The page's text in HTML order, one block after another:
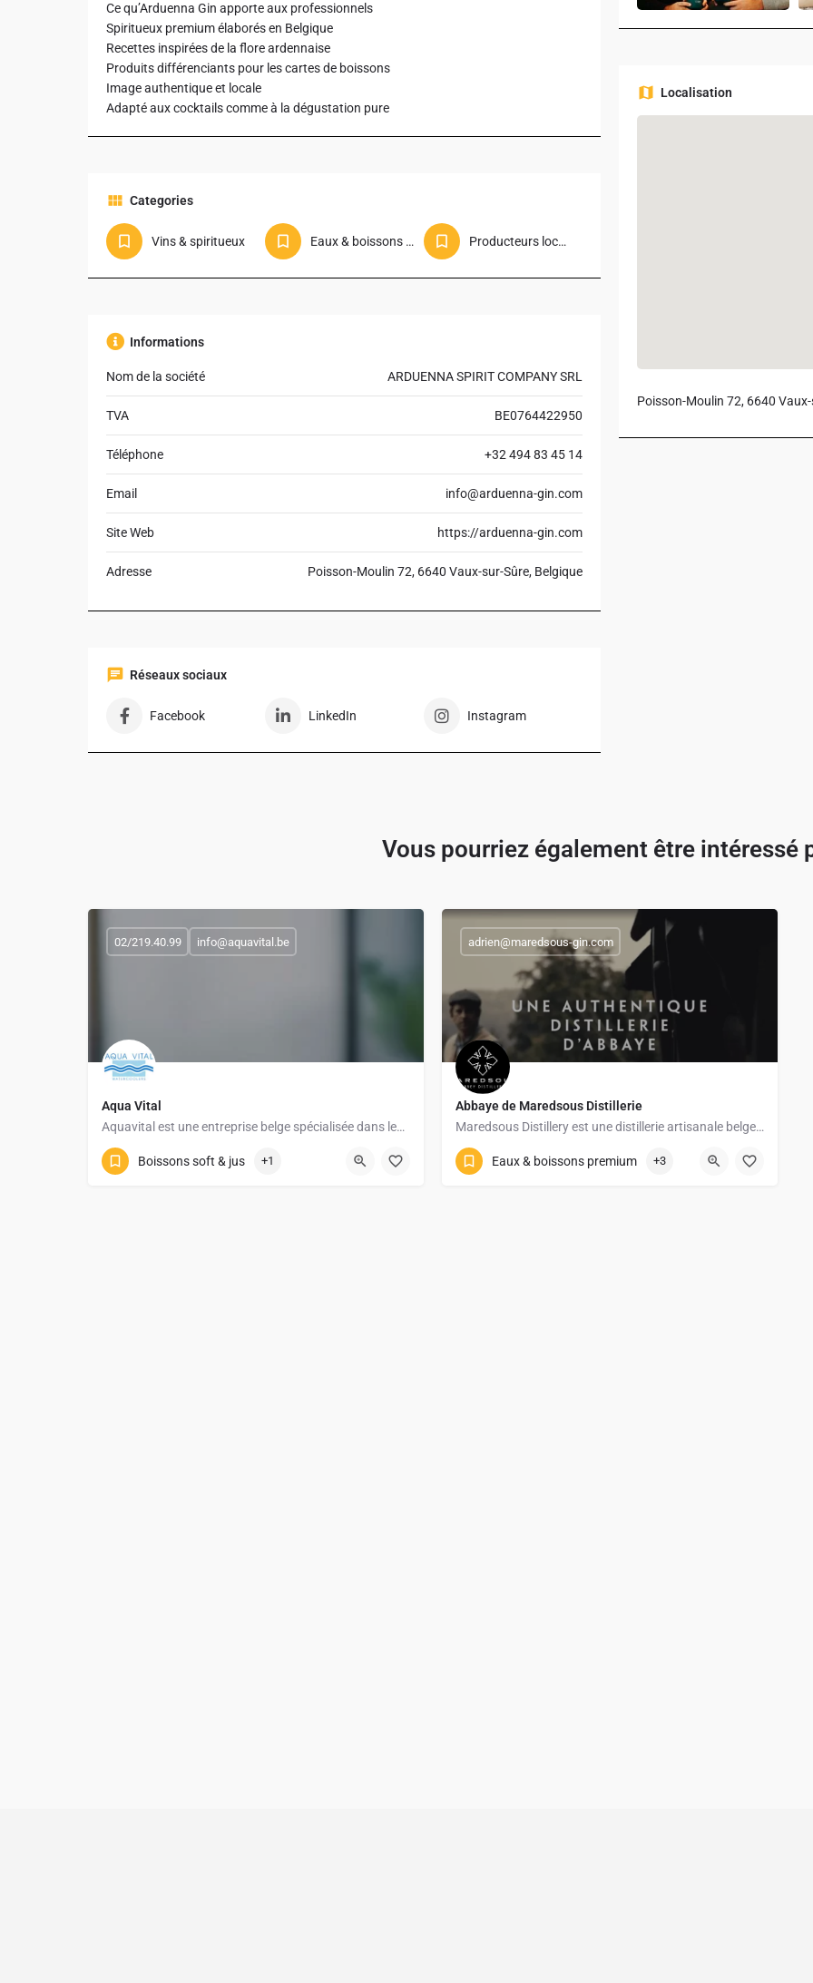
Ce qu’Arduenna Gin apporte aux professionnels
Spiritueux premium élaborés en Belgique
Recettes inspirées de la flore ardennaise
Produits différenciants pour les cartes de boissons
Image authentique et locale
Adapté aux cocktails comme à la dégustation pure
Categories
Vins & spiritueux Eaux & boissons premium Producteurs locaux (circuit court)
Informations
Nom de la société ARDUENNA SPIRIT COMPANY SRL
TVA BE0764422950
Téléphone +32 494 83 45 14
Email info@arduenna-gin.com
Site Web https://arduenna-gin.com
Adresse Poisson-Moulin 72, 6640 Vaux-sur-Sûre, Belgique
Réseaux sociaux
Facebook LinkedIn Instagram
Localisation
Poisson-Moulin 72, 6640
Vous pourriez également être intéressé
Aqua Vital
Aquavital est une entreprise belge spécialisée dans les solutions de traitement et de filtration de l’eau…
02/219.40.99 info@aquavital.be
Boissons soft & jus +1
Abbaye de Maredsous Distillerie
Maredsous Distillery est une distillerie artisanale belge située au cœur de la vallée de la Molignée, aux…
adrien@maredsous-gin.com
Eaux & boissons premium +3